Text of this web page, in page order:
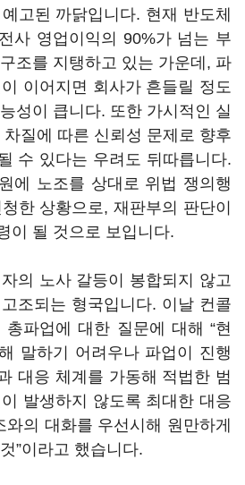
고된 까닭입니다. 현재 반도체
사 영업이익의 90%가 넘는 부
조를 지탱하고 있는 가운데 , 파
이어지면 회사가 흔들릴 정도
성이 큽니다. 또한 가시적인 실
질에 따른 신뢰성 문제로 향후
수 있다는 우려도 뒤따릅니다.
에 노조를 상대로 위법 쟁의행
한 상황으로,재판부의 판단이
이 될 것으로 보입니다.
의 노사 갈등이 봉합되지 않고
조되는 형국입니다. 이날 컨콜
총파업에 대한 질문에 대해 “현
말하기 어려우나 파업이 진행
대응 체계를 가동해 적법한 범
발생하지 않도록 최대한 대응
와의 대화를 우선시해 원만하게
”이라고 했습니다.